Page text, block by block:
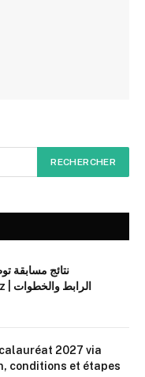
concours.onec.dz | الرابط والخطوات
2027 via
conditions et étapes